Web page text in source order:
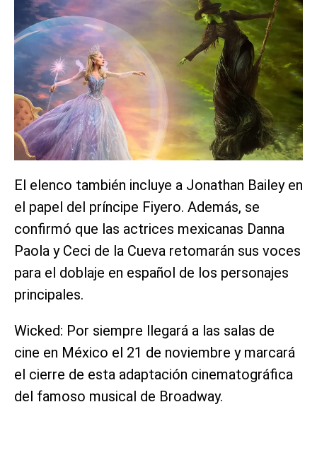
El elenco también incluye a Jonathan Bailey en
el papel del príncipe Fiyero. Además, se
confirmó que las actrices mexicanas Danna
Paola y Ceci de la Cueva retomarán sus voces
para el doblaje en español de los personajes
principales.
Wicked: Por siempre llegará a las salas de
cine en México el 21 de noviembre y marcará
el cierre de esta adaptación cinematográfica
del famoso musical de Broadway.